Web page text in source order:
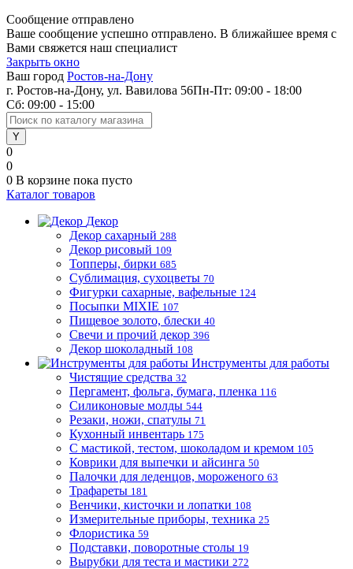
Сообщение отправлено
Ваше сообщение успешно отправлено. В ближайшее время с
Вами свяжется наш специалист
Закрыть окно
Ваш город Ростов-на-Дону
г. Ростов-на-Дону, ул. Вавилова 56Пн-Пт: 09:00 - 18:00
Сб: 09:00 - 15:00
0
0
0 В корзине пока пусто
Каталог товаров
Декор
Декор сахарный 288
Декор рисовый 109
Топперы, бирки 685
Сублимация, сухоцветы 70
Фигурки сахарные, вафельные 124
Посыпки MIXIE 107
Пищевое золото, блески 40
Свечи и прочий декор 396
Декор шоколадный 108
Инструменты для работы
Чистящие средства 32
Пергамент, фольга, бумага, пленка 116
Силиконовые молды 544
Резаки, ножи, спатулы 71
Кухонный инвентарь 175
С мастикой, тестом, шоколадом и кремом 105
Коврики для выпечки и айсинга 50
Палочки для леденцов, мороженого 63
Трафареты 181
Венчики, кисточки и лопатки 108
Измерительные приборы, техника 25
Флористика 59
Подставки, поворотные столы 19
Вырубки для теста и мастики 272